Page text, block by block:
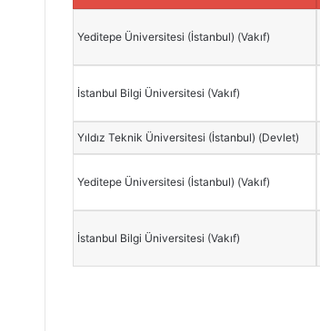
Yeditepe Üniversitesi (İstanbul) (Vakıf)
İstanbul Bilgi Üniversitesi (Vakıf)
Yıldız Teknik Üniversitesi (İstanbul) (Devlet)
Yeditepe Üniversitesi (İstanbul) (Vakıf)
İstanbul Bilgi Üniversitesi (Vakıf)